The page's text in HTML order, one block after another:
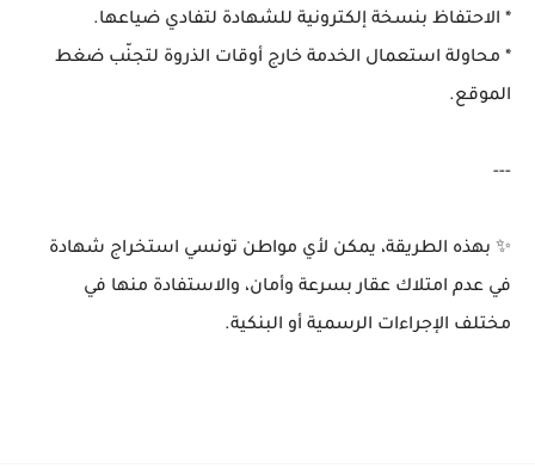
* الاحتفاظ بنسخة إلكترونية للشهادة لتفادي ضياعها.
* محاولة استعمال الخدمة خارج أوقات الذروة لتجنّب ضغط
الموقع.
---
✨ بهذه الطريقة، يمكن لأي مواطن تونسي استخراج شهادة
في عدم امتلاك عقار بسرعة وأمان، والاستفادة منها في
مختلف الإجراءات الرسمية أو البنكية.